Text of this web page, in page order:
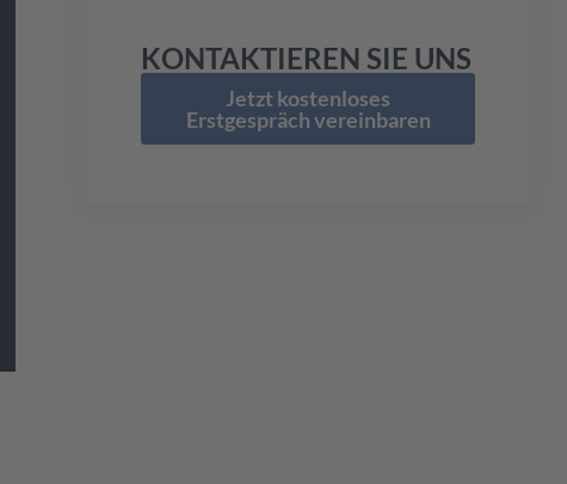
KONTAKTIEREN SIE UNS
Jetzt kostenloses
Erstgespräch vereinbaren